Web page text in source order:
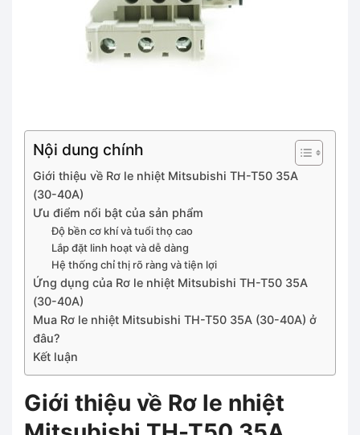
Nội dung chính
Giới thiệu về Rơ le nhiệt Mitsubishi TH-T50 35A
(30-40A)
Ưu điểm nổi bật của sản phẩm
Độ bền cơ khí và tuổi thọ cao
Lắp đặt linh hoạt và dễ dàng
Hệ thống chỉ thị rõ ràng và tiện lợi
Ứng dụng của Rơ le nhiệt Mitsubishi TH-T50 35A
(30-40A)
Mua Rơ le nhiệt Mitsubishi TH-T50 35A (30-40A) ở
đâu?
Kết luận
Giới thiệu về Rơ le nhiệt